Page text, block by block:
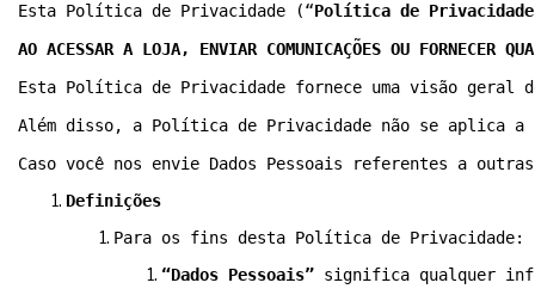
Esta Política de Privacidade (“Política de Privacidade
AO ACESSAR A LOJA, ENVIAR COMUNICAÇÕES OU FORNECER
Esta Política de Privacidade fornece uma visão geral
Além disso, a Política de Privacidade não se aplica a
Caso você nos envie Dados Pessoais referentes a
Definições
Para os fins desta Política de Privacidade:
“Dados Pessoais” significa qualquer